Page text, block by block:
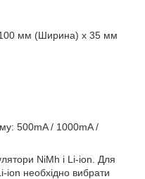
мм (Ширина) x 35 мм
500mA / 1000mA /
NiMh і Li-ion. Для
ion необхідно вибрати